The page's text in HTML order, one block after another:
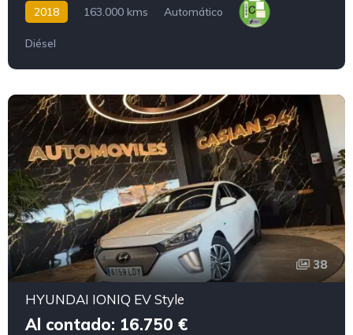
2018 163.000 kms Automático
Diésel
38
HYUNDAI IONIQ EV Style
Al contado: 16.750 €